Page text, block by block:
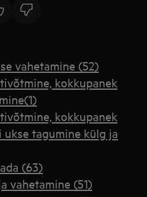
vahetamine (52)
kokkupanek
kokkupanek
ukse tagumine külg ja
(63)
vahetamine (51)